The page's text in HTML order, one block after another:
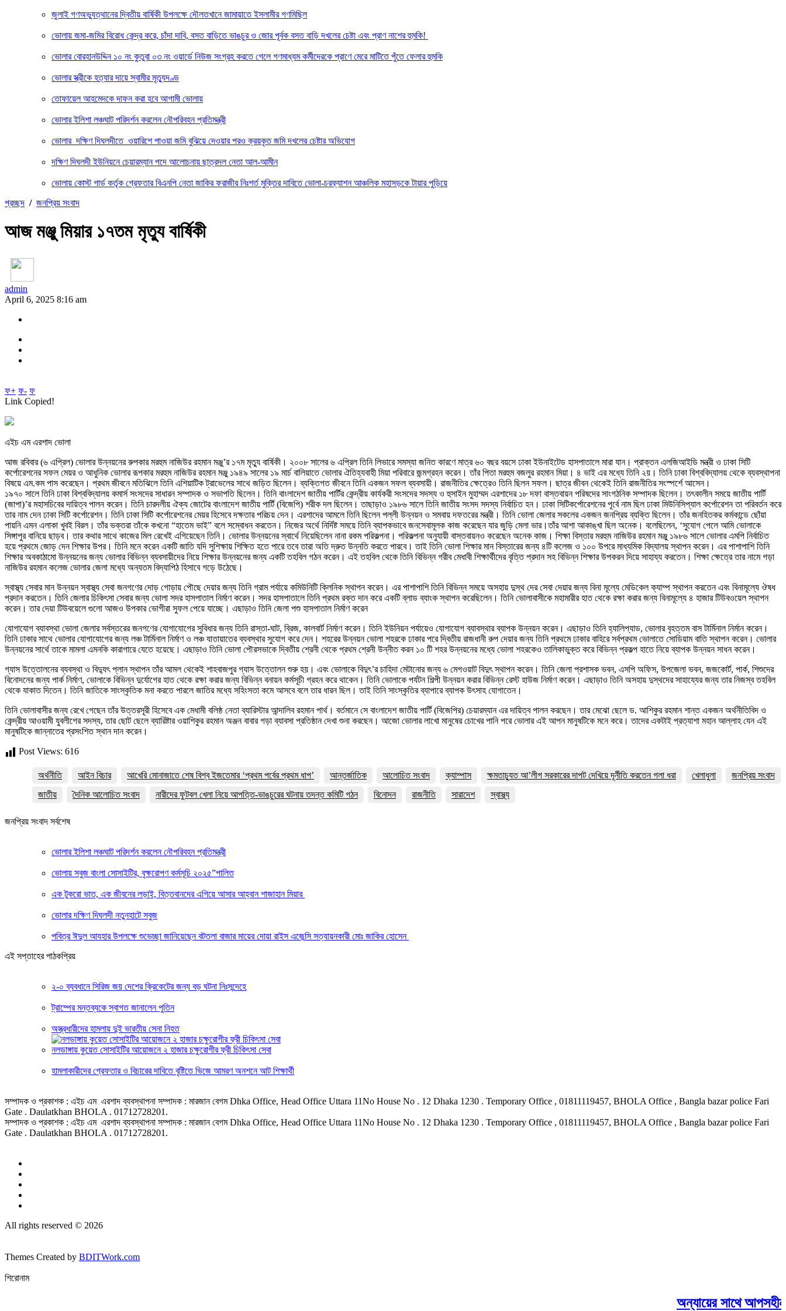
জুলাই গণঅভ্যুত্থানের দ্বিতীয় বার্ষিকী উপলক্ষে দৌলতখানে জামায়াতে ইসলামীর গণমিছিল
ভোলায় জমা-জমির বিরোধ কেন্দ্র করে, চাঁদা দাবি, বসত বাড়িতে ভাঙচুর ও জোর পূর্বক বসত বাড়ি দখলের চেষ্টা এবং প্রাণ নাশের হুমকি! ‎
ভোলার বোরহানউদ্দিন ১০ নং কুতুবা ০৩ নং ওয়ার্ডে নিউজ সংগ্রহ করতে গেলে গণমাধ্যম কর্মীদেরকে প্রাণে মেরে মাটিতে পুঁতে ফেলার হুমকি
ভোলার স্ত্রীকে হত্যার দায়ে স্বামীর মৃত্যুদণ্ড
তোফায়েল আহমেদকে দাফন করা হবে আগামী ভোলায়
ভোলার ইলিশা লঞ্চঘাট পরিদর্শন করলেন নৌপরিবহন প্রতিমন্ত্রী
ভোলার দক্ষিণ দিঘলদীতে ওয়ারিশে পাওয়া জমি বুঝিয়ে দেওয়ার পরও ক্রয়কৃত জমি দখলের চেষ্টার অভিযোগ
দক্ষিণ দিঘলদী ইউনিয়নে চেয়ারম্যান পদে আলোচনায় ছাত্রদল নেতা আল-আমীন
ভোলায় কোস্ট গার্ড কর্তৃক গ্রেফতার বিএনপি নেতা জাকির ফরাজীর নিঃশর্ত মুক্তির দাবিতে ভোলা-চরফ্যাশন আঞ্চলিক মহাসড়কে টায়ার পুড়িয়ে
প্রচ্ছদ / জনপ্রিয় সংবাদ
আজ মঞ্জু মিয়ার ১৭তম মৃত্যু বার্ষিকী
admin
April 6, 2025 8:16 am
ফ+ ফ- ফ
Link Copied!
এইচ এম এরশাদ ভোলা
আজ রবিবার (৬ এপ্রিল) ভোলার উন্নয়নের রুপকার মরহুম নাজিউর রহমান মঞ্জু’র ১৭ম মৃত্যু বার্ষিকী। ২০০৮ সালের ৬ এপ্রিল তিনি লিভারে সমস্যা জনিত কারণে মাত্র ৬০ বছর বয়সে ঢাকা ইউনাইটেড হাসপাতালে মারা যান। প্রাক্তন এলজিআইডি মন্ত্রী ও ঢাকা সিটি
কর্পোরেশনের সফল মেয়র ও আধুনিক ভোলার রূপকার মরহুম নাজিউর রহমান মঞ্জু ১৯৪৯ সালের ১৯ মার্চ বালিয়াতে ভোলার ঐতিহ্যবাহী মিয়া পরিবারে জন্মগ্রহন করেন। তাঁর পিতা মরহুম বজলুর রহমান মিয়া। ৪ ভাই এর মধ্যে তিনি ২য়। তিনি ঢাকা বিশ্ববিদ্যালয় থেকে ব্যবস্থাপনা
বিষয়ে এম.কম পাস করেছেন। প্রথম জীবনে মতিঝিলে তিনি এশিয়াটিক ট্রাভেলের সাথে জড়িত ছিলেন। ব্যক্তিগত জীবনে তিনি একজন সফল ব্যবসায়ী। রাজনীতির ক্ষেত্রেও তিনি ছিলন সফল। ছাত্র জীবন থেকেই তিনি রাজনীতির সংস্পর্শে আসেন।
১৯৭০ সালে তিনি ঢাকা বিশ্ববিদ্যালয় কমার্স সংসদের সাধারন সম্পাদক ও সভাপতি ছিলেন। তিনি বাংলাদেশ জাতীয় পার্টির কেন্দ্রীয় কার্যকরী সংসদের সদস্য ও হুসাইন মুহাম্মদ এরশাদের ১৮ দফা বাস্তবায়ন পরিষদের সাংগঠনিক সম্পাদক ছিলেন। তৎকালীন সময়ে জাতীয় পার্টি
(জাপা)’র মহাসচিবের দায়িত্ব পালন করেন। তিনি চারদলীয় ঐক্য জোটের বাংলাদেশ জাতীয় পার্টি (বিজেপি) শরীক দল ছিলেন। তাছাড়াও ১৯৮৬ সালে তিনি জাতীয় সংসদ সদস্য নির্বাচিত হন। ঢাকা সিটিকর্পোরেশনের পূর্বে নাম ছিল ঢাকা মিউনিসিপ্যাল কর্পোরেশন তা পরিবর্তন করে
তার নাম দেন ঢাকা সিটি কর্পোরেশন। তিনি ঢাকা সিটি কর্পোরেশনের মেয়র হিসেবে দক্ষতার পরিচয় দেন। এরশাদের আমলে তিনি ছিলেন পল্লী উন্নয়ন ও সমবায় দফতরের মন্ত্রী। তিনি ভোলা জেলার সকলের একজন জনপ্রিয় ব্যক্তি ছিলেন। তাঁর জনহিতকর কর্মকান্ডে ছোঁয়া
পায়নি এমন এলাকা খুবই বিরল। তাঁর ভক্তরা তাঁকে কখনো “হাতেম ভাই” বলে সম্বোধন করতেন। নিজের অর্থে নির্দিষ্ট সময়ে তিনি ব্যাপকভাবে জনসেবামূলক কাজ করেছেন যার জুড়ি মেলা ভার।তাঁর আশা আকাঙ্খা ছিল অনেক। বলেছিলেন, ‘সুযোগ পেলে আমি ভোলাকে
সিঙ্গাপুর বানিয়ে ছাড়ব। তার কথার সাথে কাজের মিল রেখেই এগিয়েছেন তিনি। ভোলার উন্নয়নের স্বার্থে নিয়েছিলেন নানা রকম পরিকল্পনা। পরিকল্পনা অনুযায়ী বাস্তবায়নও করেছেন অনেক কাজ। শিক্ষা বিস্তার মরহুম নাজিউর রহমান মঞ্জু ১৯৮৬ সালে ভোলার এমপি নির্বাচিত
হয়ে প্রথমে জোড় দেন শিক্ষার উপর। তিনি মনে করেন একটি জাতি যদি সুশিক্ষায় শিক্ষিত হতে পারে তবে তারা অতি দ্রুত উন্নতি করতে পারবে। তাই তিনি ভোলা শিক্ষার মান বিস্তারের জন্য ৪টি কলেজ ও ১০০ উপরে মাধ্যমিক বিদ্যালয় স্থাপন করেন। এর পাশাপাশি তিনি
শিক্ষার অবকাঠামো উন্নয়নের জন্য ভোলার বিভিন্ন ব্যবসায়ীদের নিয়ে শিক্ষার উন্নয়নের জন্য একটি তহবিল গঠন করেন। এই তহবিল থেকে তিনি বিভিন্ন গরীব মেধাবী শিক্ষার্থীদের বৃত্তি প্রদান সহ বিভিন্ন শিক্ষার উপকরন দিয়ে সাহায্য করতেন। শিক্ষা ক্ষেত্রে তার নামে গড়া
নাজিউর রহমান কলেজ ভোলার জেলা মধ্যে অন্যতম বিদ্যাপিঠ হিসাবে গড়ে উঠেছে।
স্বাস্থ্য সেবার মান উন্নয়ন স্বাস্থ্য সেবা জনগণের দোড় গোড়ায় পৌছে দেয়ার জন্য তিনি গ্রাম পর্যায়ে কমিউনিটি ক্লিনিক স্থাপন করেন। এর পাশাপাশি তিনি বিভিন্ন সময়ে অসহায় দুস্থ দের সেবা দেয়ার জন্য বিনা মূল্যে মেডিকেল ক্যাম্প স্থাপন করতেন এবং বিনামূল্যে ঔষধ
প্রদান করতেন। তিনি জেলার চিকিৎসা সেবার জন্য ভোলা সদর হাসপাতাল নির্মাণ করেন। সদর হাসপাতালে তিনি প্রথম রক্ত দান করে একটি ব্লাড ব্যাংক স্থাপন করেছিলেন। তিনি ভোলাবাসীকে মহামারীর হাত থেকে রক্ষা করার জন্য বিনামূল্যে ৪ হাজার টিউবওয়েল স্থাপন
করেন। তার দেয়া টিউবয়েলে গুলো আজও উপকার ভোগীরা সুফল পেয়ে যাচ্ছে। এছাড়াও তিনি জেলা পশু হাসপাতাল নির্মাণ করেন
যোগাযোগ ব্যাবস্থা ভোলা জেলার সর্বস্তরের জনগণের যোগাযোগের সুবিধার জন্য তিনি রাস্তা-ঘাট, ব্রিজ, কালবার্ট নির্মাণ করেন। তিনি ইউনিয়ন পর্যায়েও যোগাযোগ ব্যাবস্থার ব্যাপক উন্নয়ন করেন। এছাড়াও তিনি হ্যালিপ্যাড, ভোলার বৃহত্তম বাস টার্মিনাল নির্মান করেন।
তিনি ঢাকার সাথে ভোলার যোগাযোগের জন্য লঞ্চ টার্মিনাল নির্মাণ ও লঞ্চ যাতায়াতের ব্যবস্থার সুযোগ করে দেন। শহরের উন্নয়ন ভোলা শহরকে ঢাকার পরে দ্বিতীয় রাজধানী রুপ দেয়ার জন্য তিনি প্রথমে ঢাকার বাহিরে সর্বপ্রথম ভোলাতে সোডিয়াম বাতি স্থাপন করেন। ভোলার
উন্নয়নের সার্থে তাকে মামলা এমনকি কারাগারে যেতে হয়েছে। এছাড়াও তিনি ভোলা পৌরসভাকে দ্বিতীয় শ্রেনী থেকে প্রথম শ্রেনী উন্নীত করন ১০ টি শহর উন্নয়নের মধ্যে ভোলা শহরকেও তালিকাভুক্ত করে বিভিন্ন প্রকল্প হাতে নিয়ে ব্যাপক উন্নয়ন সাধন করেন।
গ্যাস উত্তোলনের ব্যবস্থা ও বিদ্যুৎ প্লান স্থাপন তাঁর আমল থেকেই শাহবাজপুর গ্যাস উত্তোলন শুরু হয়। এবং ভোলাকে বিদুৎ’র চাহিদা মেটানোর জন্য ৬ মেগওয়াট বিদুৎ স্থাপন করেন। তিনি জেলা প্রশাসক ভবন, এসপি অফিস, উপজেলা ভবন, জজকোর্ট, পার্ক, শিশুদের
বিনোদনের জন্য পার্ক নির্মাণ, ভোলাকে বিভিন্ন দুর্যোগের হাত থেকে রক্ষা করার জন্য বিভিন্ন বনায়ন কর্মসূচী গ্রহন করে থাকেন। তিনি ভোলাকে পর্যটন শিল্পী উন্নয়ন করার বিভিন্ন রেস্ট হাউজ নির্মাণ করেন। এছাড়াও তিনি অসহায় দুস্থদের সাহায্যের জন্য তার নিজস্ব তহবিল
থেকে যাকাত দিতেন। তিনি জাতিকে সাংস্কৃতিক মনা করতে পারলে জাতির মধ্যে সহিংসতা কমে আসবে বলে তার ধারন ছিল। তাই তিনি সাংস্কৃতির ব্যাপারে ব্যাপক উৎসাহ যোগাতেন।
তিনি ভোলাবাসীর জন্য রেখে গেছেন তাঁর উত্তরসূরী হিসেবে এক মেধামী বলিষ্ঠ নেতা ব্যারিস্টার আন্দালিব রহমান পার্থ। বর্তমানে সে বাংলাদেশ জাতীয় পার্টি (বিজেপির) চেয়ারম্যান এর দায়িত্ব পালন করছেন। তার মেঝো ছেলে ড. আশিকুর রহমান শান্ত একজন অর্থনীতিবিদ ও
কেন্দ্রীয় আওয়ামী যুবলীগের সদস্য, তার ছোট ছেলে ব্যারিষ্টার ওয়াশিকুর রহমান অঞ্জন বাবার গড়া ব্যাবসা প্রতিষ্ঠান দেখা শুনা করছেন। আজো ভোলার লাখো মানুষের চোখের পানি পরে ভোলার এই আপন মানুষটিকে মনে করে। তাদের একটাই প্রত্যাশা মহান আল্লাহ যেন এই
মানুষটিকে জান্নাতের প্রসংশিত স্থান দান করেন।
Post Views: 616
অর্থনীতি আইন বিচার আখেরি মোনাজাতে শেষ বিশ্ব ইজতেমার ‘প্রথম পর্বের প্রথম ধাপ’ আন্তর্জাতিক আলোচিত সংবাদ ক্যাম্পাস ক্ষমতাচ্যুত আ’লীগ সরকারের দাপট দেখিয়ে দূর্নীতি করতেন গলা ধরা খেলাধুলা
জনপ্রিয় সংবাদ
জাতীয়
দৈনিক আলোচিত সংবাদ নারীদের ফুটবল খেলা নিয়ে আপত্তি-ভাঙচুরের ঘটনায় তদন্ত কমিটি গঠন বিনোদন রাজনীতি সারাদেশ স্বাস্থ্য
জনপ্রিয় সংবাদ সর্বশেষ
ভোলার ইলিশা লঞ্চঘাট পরিদর্শন করলেন নৌপরিবহন প্রতিমন্ত্রী
ভোলায় সবুজ বাংলা সোসাইটির, বৃক্ষরোপণ কর্মসূচি ২০২৫”পালিত
এক টুকরো ভাত, এক জীবনের লড়াই, বিত্তবানদের এগিয়ে আসার আহ্বান শাজাহান মিয়ার
ভোলার দক্ষিণ দিঘলদী নতুনহাটে সবুজ
পবিত্র ঈদুল আযহার উপলক্ষে শুভেচ্ছা জানিয়েছেন বটতলা বাজার মায়ের দোয়া রাইস এজেন্সি সত্যায়নকারী মোঃ জাকির হোসেন
এই সপ্তাহের পাঠকপ্রিয়
২-০ ব্যবধানে সিরিজ জয় দেশের ক্রিকেটের জন্য বড় ঘটনা নিঃসন্দেহে
ট্রাম্পের মন্তব্যকে স্বাগত জানালেন পুতিন
অস্ত্রধারীদের হামলায় দুই ভারতীয় সেনা নিহত
নলডাঙ্গায় কুয়েত সোসাইটির আয়োজনে ২ হাজার চক্ষুরোগীর ফ্রী চিকিৎসা সেবা
হামলাকারীদের গ্রেফতার ও বিচারের দাবিতে বৃষ্টিতে ভিজে আমরণ অনশনে আট শিক্ষার্থী
সম্পাদক ও প্রকাশক : এইচ এম এরশাদ ব্যবস্থাপনা সম্পাদক : মারজান বেগম Dhka Office, Head Office Uttara 11No House No . 12 Dhaka 1230 . Temporary Office , 01811119457, BHOLA Office , Bangla bazar police Fari
Gate . Daulatkhan BHOLA . 01712728201.
সম্পাদক ও প্রকাশক : এইচ এম এরশাদ ব্যবস্থাপনা সম্পাদক : মারজান বেগম Dhka Office, Head Office Uttara 11No House No . 12 Dhaka 1230 . Temporary Office , 01811119457, BHOLA Office , Bangla bazar police Fari
Gate . Daulatkhan BHOLA . 01712728201.
All rights reserved © 2026
Themes Created by BDITWork.com
শিরোনাম
অন্যায়ের সাথে